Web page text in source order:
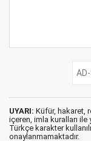
UYARI: Küfür, hakaret,
içeren, imla kuralları ile
Türkçe karakter
onaylanmamaktadır.